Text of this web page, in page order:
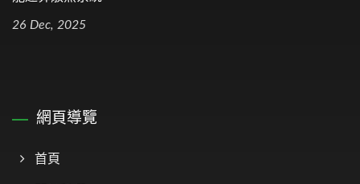
26 Dec, 2025
網頁導覽
首頁